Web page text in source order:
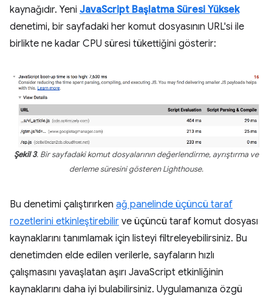
kaynağıdır. Yeni JavaScript Başlatma Süresi Yüksek
denetimi, bir sayfadaki her komut dosyasının URL'si ile
birlikte ne kadar CPU süresi tükettiğini gösterir:
Şekil 3. Bir sayfadaki komut dosyalarının değerlendirme, ayrıştırma ve
derleme süresini gösteren Lighthouse.
Bu denetimi çalıştırırken ağ panelinde üçüncü taraf
rozetlerini etkinleştirebilir ve üçüncü taraf komut dosyası
kaynaklarını tanımlamak için listeyi filtreleyebilirsiniz. Bu
denetimden elde edilen verilerle, sayfaların hızlı
çalışmasını yavaşlatan aşırı JavaScript etkinliğinin
kaynaklarını daha iyi bulabilirsiniz. Uygulamanıza özgü